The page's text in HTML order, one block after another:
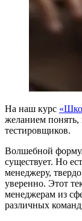
На наш курс
желанием понять,
тестировщиков.
Волшебной
существует. Но
менеджеру,
уверенно. Этот
менеджерам из
различных